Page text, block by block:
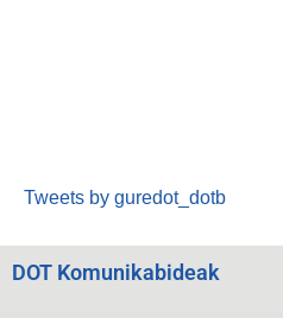
Tweets by guredot_dotb
DOT Komunikabideak